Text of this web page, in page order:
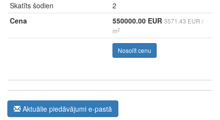
Skatīts šodien
2
Cena
550000.00 EUR 3571.43 EUR /
m2
Nosolīt cenu
Aktuālie piedāvājumi e-pastā